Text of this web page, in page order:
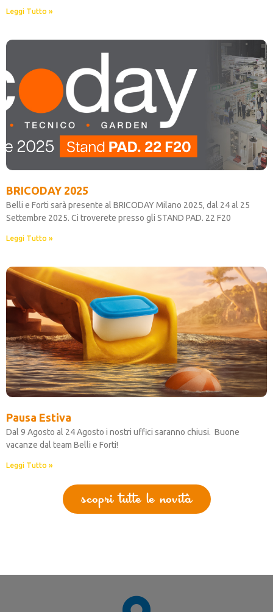
Leggi Tutto »
BRICODAY 2025
Belli e Forti sarà presente al BRICODAY Milano 2025, dal 24 al 25
Settembre 2025. Ci troverete presso gli STAND PAD. 22 F20
Leggi Tutto »
Pausa Estiva
Dal 9 Agosto al 24 Agosto i nostri uffici saranno chiusi. Buone
vacanze dal team Belli e Forti!
Leggi Tutto »
scopri tutte le novità